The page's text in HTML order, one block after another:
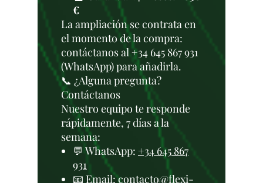
€
La ampliación se contrata en
el momento de la compra:
contáctanos al +34 645 867 931
(WhatsApp) para añadirla.
📞 ¿Alguna pregunta?
Contáctanos
Nuestro equipo te responde
rápidamente, 7 días a la
semana:
💬 WhatsApp: +34 645 867
931
📧 Email:contacto@flexi-